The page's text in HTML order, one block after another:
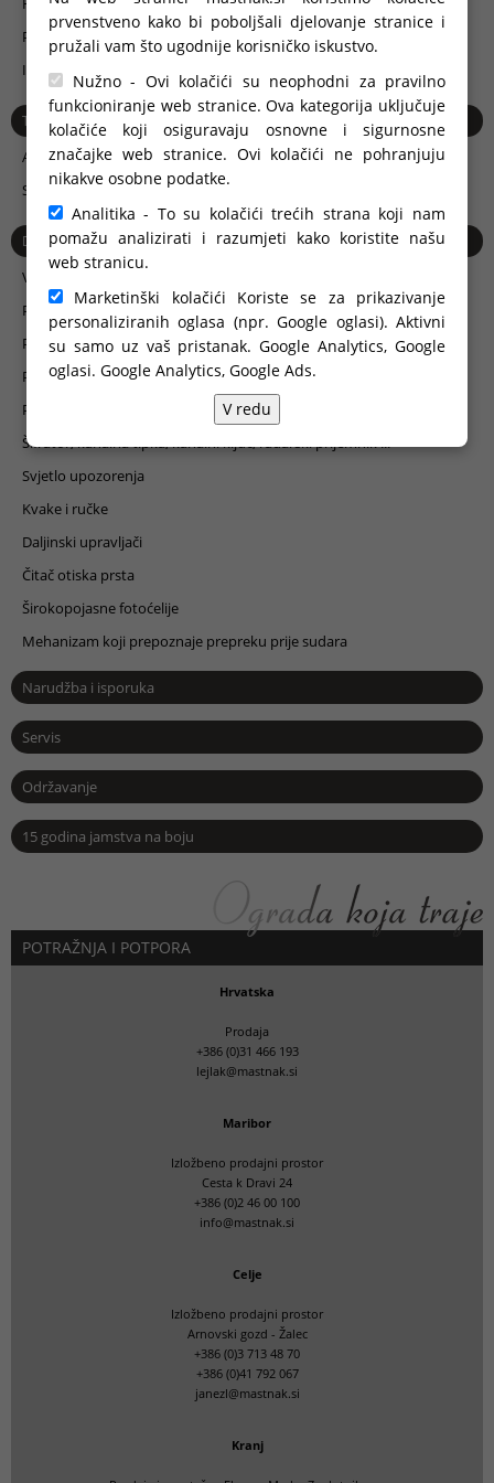
prvenstveno kako bi poboljšali djelovanje stranice i
pružali vam što ugodnije korisničko iskustvo.
Nužno - Ovi kolačići su neophodni za pravilno
funkcioniranje web stranice. Ova kategorija uključuje
kolačiće koji osiguravaju osnovne i sigurnosne
značajke web stranice. Ovi kolačići ne pohranjuju
nikakve osobne podatke.
Analitika - To su kolačići trećih strana koji nam
pomažu analizirati i razumjeti kako koristite našu
web stranicu.
Marketinški kolačići Koriste se za prikazivanje
personaliziranih oglasa (npr. Google oglasi). Aktivni
su samo uz vaš pristanak. Google Analytics, Google
oglasi. Google Analytics, Google Ads.
V redu
horizontalne ograde
P-LINE ograde sa punilom
I-LINE
TRAŽI PO MATERIJALU...
Aluminij
Staklo
DODACI
Višenamjenski stup i moduli za pristup
Pogoni za vrata
Poštanski sandučići
Portafoni i videofoni
Portafoni i šifrator na GSM tehnologiji
Šifrator, kanalna tipka, kanalni ključ, radarski prijemnik ...
Svjetlo upozorenja
Kvake i ručke
Daljinski upravljači
Čitač otiska prsta
Širokopojasne fotoćelije
Mehanizam koji prepoznaje prepreku prije sudara
Narudžba i isporuka
Servis
Održavanje
15 godina jamstva na boju
POTRAŽNJA I POTPORA
Hrvatska
Prodaja
+386 (0)31 466 193
lejlak@mastnak.si
Maribor
Izložbeno prodajni prostor
Cesta k Dravi 24
+386 (0)2 46 00 100
info@mastnak.si
Celje
Izložbeno prodajni prostor
Arnovski gozd - Žalec
+386 (0)3 713 48 70
+386 (0)41 792 067
janezl@mastnak.si
Kranj